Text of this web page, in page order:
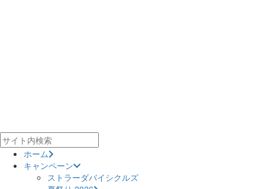
ホーム
キャンペーン
ストラーダバイシクルズ